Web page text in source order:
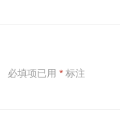
必填项已用 *标注